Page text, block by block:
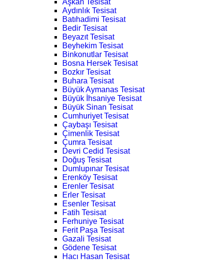
Aşkan Tesisat
Aydınlık Tesisat
Batıhadimi Tesisat
Bedir Tesisat
Beyazıt Tesisat
Beyhekim Tesisat
Binkonutlar Tesisat
Bosna Hersek Tesisat
Bozkır Tesisat
Buhara Tesisat
Büyük Aymanas Tesisat
Büyük İhsaniye Tesisat
Büyük Sinan Tesisat
Cumhuriyet Tesisat
Çaybaşı Tesisat
Çimenlik Tesisat
Çumra Tesisat
Devri Cedid Tesisat
Doğuş Tesisat
Dumlupınar Tesisat
Erenköy Tesisat
Erenler Tesisat
Erler Tesisat
Esenler Tesisat
Fatih Tesisat
Ferhuniye Tesisat
Ferit Paşa Tesisat
Gazali Tesisat
Gödene Tesisat
Hacı Hasan Tesisat